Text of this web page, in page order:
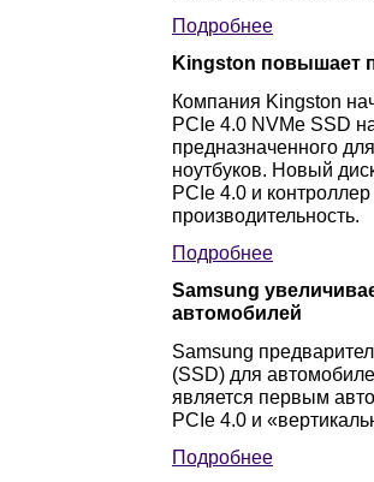
Подробнее
Kingston повышает
Компания Kingston
PCIe 4.0 NVMe SSD
предназначенного
ноутбуков. Новый
PCIe 4.0 и
производительность.
Подробнее
Samsung
автомобилей
Samsung
(SSD) для
является первым
PCIe 4.0 и
Подробнее